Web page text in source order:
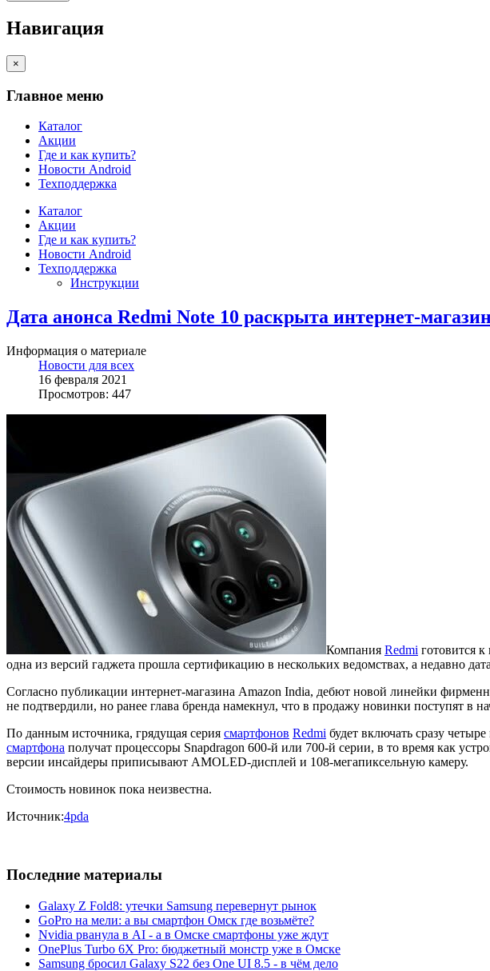
Навигация
×
Главное меню
Каталог
Акции
Где и как купить?
Новости Android
Техподдержка
Каталог
Акции
Где и как купить?
Новости Android
Техподдержка
Инструкции
Дата анонса Redmi Note 10 раскрыта интернет-
Информация о материале
Новости для всех
16 февраля 2021
Просмотров: 447
Компания Redmi готовится
одна из версий гаджета прошла сертификацию в нескольких ведомствах, а недавно
Согласно публикации интернет-магазина Amazon India, дебют новой линейки
не подтвердили, но ранее глава бренда намекнул, что в продажу новинки поступят в
По данным источника, грядущая серия смартфонов Redmi будет включать сразу
смартфона получат процессоры Snapdragon 600-й или 700-й серии, в то время как
версии инсайдеры приписывают AMOLED-дисплей и 108-мегапиксельную камеру.
Стоимость новинок пока неизвестна.
Источник:4pda
Последние материалы
Galaxy Z Fold8: утечки Samsung перевернут рынок
GoPro на мели: а вы смартфон Омск где возьмёте?
Nvidia рванула в AI - а в Омске смартфоны уже ждут
OnePlus Turbo 6X Pro: бюджетный монстр уже в Омске
Samsung бросил Galaxy S22 без One UI 8.5 - в чём дело